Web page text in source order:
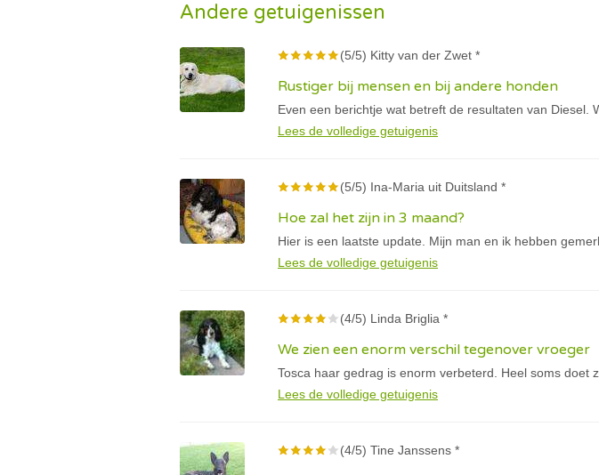
Andere getuigenissen
(5/5) Kitty van der Zwet *
Rustiger bij mensen en bij andere honden
Even een berichtje wat betreft de resultaten van Diesel.
Lees de volledige getuigenis
(5/5) Ina-Maria uit Duitsland *
Hoe zal het zijn in 3 maand?
Hier is een laatste update. Mijn man en ik hebben
Lees de volledige getuigenis
(4/5) Linda Briglia *
We zien een enorm verschil tegenover vroeger
Tosca haar gedrag is enorm verbeterd. Heel soms doet
Lees de volledige getuigenis
(4/5) Tine Janssens *